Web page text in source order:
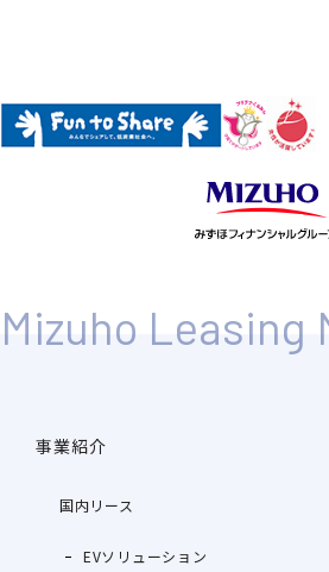
事業紹介
国内リース
EVソリューション